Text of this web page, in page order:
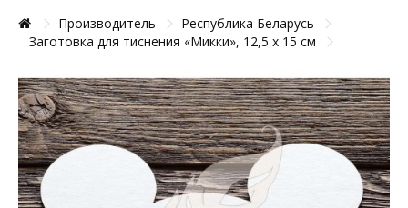
Производитель
Республика Беларусь
Заготовка для тиснения «Микки», 12,5 х 15 см